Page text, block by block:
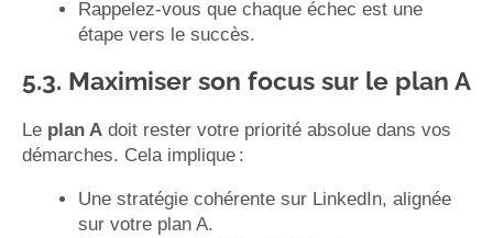
Rappelez-vous que chaque échec est une
étape vers le succès.
5.3. Maximiser son focus sur le plan A
Le plan A doit rester votre priorité absolue dans vos
démarches. Cela implique :
Une stratégie cohérente sur LinkedIn, alignée
sur votre plan A.